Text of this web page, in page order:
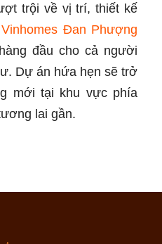
trội về vị trí, thiết kế
Vinhomes Đan Phượng
đầu cho cả người
Dự án hứa hẹn sẽ trở
mới tại khu vực phía
lai gần.